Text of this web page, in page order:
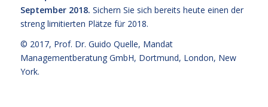
September 2018. Sichern Sie sich bereits heute einen der
streng limitierten Plätze für 2018.
© 2017, Prof. Dr. Guido Quelle, Mandat
Managementberatung GmbH, Dortmund, London, New
York.